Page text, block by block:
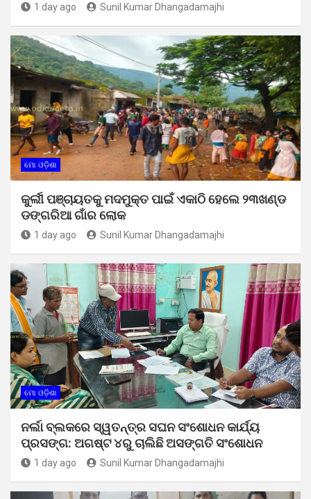
1 day ago Sunil Kumar Dhangadamajhi
ମୋ ଓଡ଼ିଶା
କୁର୍ଲୀ ପଞ୍ଚାୟତକୁ ମଦମୁକ୍ତ ପାଇଁ ଏକାଠି ହେଲେ ୨୩ଖଣ୍ଡ
ଡଙ୍ଗରିଆ ଗାଁର ଲୋକ
1 day ago Sunil Kumar Dhangadamajhi
ମୋ ଓଡ଼ିଶା
ନର୍ଲା ବ୍ଲକରେ ସ୍ୱତନ୍ତ୍ର ସଘନ ସଂଶୋଧନ କାର୍ଯ୍ୟ
ପ୍ରସଙ୍ଗ: ଅଗଷ୍ଟ ୪ରୁ ଚାଲିଛି ଅସଙ୍ଗତି ସଂଶୋଧନ
1 day ago Sunil Kumar Dhangadamajhi